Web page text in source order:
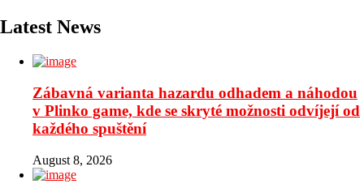
Latest News
Zábavná varianta hazardu odhadem a náhodou
v Plinko game, kde se skryté možnosti odvíjejí od
každého spuštění
August 8, 2026